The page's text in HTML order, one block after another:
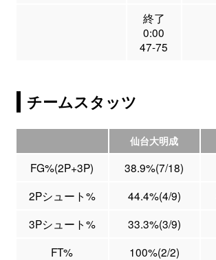
終了
0:00
47-75
チームスタッツ
仙台大明成
FG%(2P+3P) 38.9%(7/18)
2Pシュート%
44.4%(4/9)
3Pシュート%
33.3%(3/9)
FT%
100%(2/2)